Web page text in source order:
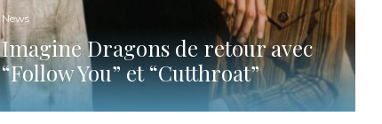
News
Imagine Dragons de retour avec
“Follow You” et “Cutthroat”